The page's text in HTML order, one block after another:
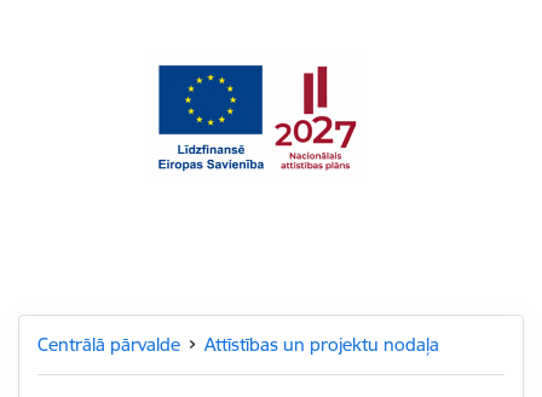
Centrālā pārvalde Attīstības un projektu nodaļa